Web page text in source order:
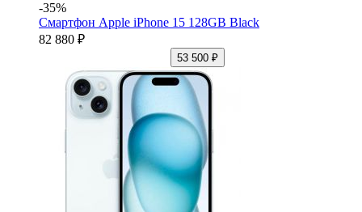
-35%
Смартфон Apple iPhone 15 128GB Black
82 880 ₽
53 500 ₽